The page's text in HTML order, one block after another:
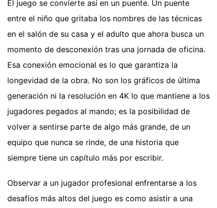
El juego se convierte así en un puente. Un puente
entre el niño que gritaba los nombres de las técnicas
en el salón de su casa y el adulto que ahora busca un
momento de desconexión tras una jornada de oficina.
Esa conexión emocional es lo que garantiza la
longevidad de la obra. No son los gráficos de última
generación ni la resolución en 4K lo que mantiene a los
jugadores pegados al mando; es la posibilidad de
volver a sentirse parte de algo más grande, de un
equipo que nunca se rinde, de una historia que
siempre tiene un capítulo más por escribir.
Observar a un jugador profesional enfrentarse a los
desafíos más altos del juego es como asistir a una